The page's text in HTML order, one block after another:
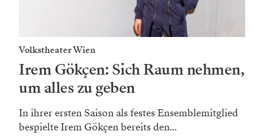
Volkstheater Wien
Irem Gökçen: Sich Raum nehmen,
um alles zu geben
In ihrer ersten Saison als festes Ensemblemitglied
bespielte Irem Gökçen bereits den...